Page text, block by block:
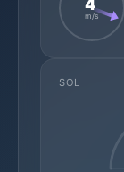
4
m/s
SOL